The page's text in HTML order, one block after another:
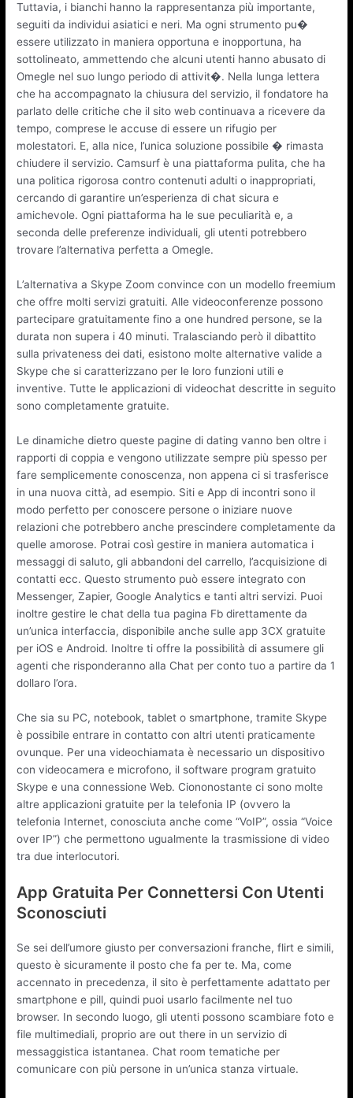
Tuttavia, i bianchi hanno la rappresentanza più importante,
seguiti da individui asiatici e neri. Ma ogni strumento pu�
essere utilizzato in maniera opportuna e inopportuna, ha
sottolineato, ammettendo che alcuni utenti hanno abusato di
Omegle nel suo lungo periodo di attivit�. Nella lunga lettera
che ha accompagnato la chiusura del servizio, il fondatore ha
parlato delle critiche che il sito web continuava a ricevere da
tempo, comprese le accuse di essere un rifugio per
molestatori. E, alla nice, l’unica soluzione possibile � rimasta
chiudere il servizio. Camsurf è una piattaforma pulita, che ha
una politica rigorosa contro contenuti adulti o inappropriati,
cercando di garantire un’esperienza di chat sicura e
amichevole. Ogni piattaforma ha le sue peculiarità e, a
seconda delle preferenze individuali, gli utenti potrebbero
trovare l’alternativa perfetta a Omegle.
L’alternativa a Skype Zoom convince con un modello freemium
che offre molti servizi gratuiti. Alle videoconferenze possono
partecipare gratuitamente fino a one hundred persone, se la
durata non supera i 40 minuti. Tralasciando però il dibattito
sulla privateness dei dati, esistono molte alternative valide a
Skype che si caratterizzano per le loro funzioni utili e
inventive. Tutte le applicazioni di videochat descritte in seguito
sono completamente gratuite.
Le dinamiche dietro queste pagine di dating vanno ben oltre i
rapporti di coppia e vengono utilizzate sempre più spesso per
fare semplicemente conoscenza, non appena ci si trasferisce
in una nuova città, ad esempio. Siti e App di incontri sono il
modo perfetto per conoscere persone o iniziare nuove
relazioni che potrebbero anche prescindere completamente da
quelle amorose. Potrai così gestire in maniera automatica i
messaggi di saluto, gli abbandoni del carrello, l’acquisizione di
contatti ecc. Questo strumento può essere integrato con
Messenger, Zapier, Google Analytics e tanti altri servizi. Puoi
inoltre gestire le chat della tua pagina Fb direttamente da
un’unica interfaccia, disponibile anche sulle app 3CX gratuite
per iOS e Android. Inoltre ti offre la possibilità di assumere gli
agenti che risponderanno alla Chat per conto tuo a partire da 1
dollaro l’ora.
Che sia su PC, notebook, tablet o smartphone, tramite Skype
è possibile entrare in contatto con altri utenti praticamente
ovunque. Per una videochiamata è necessario un dispositivo
con videocamera e microfono, il software program gratuito
Skype e una connessione Web. Ciononostante ci sono molte
altre applicazioni gratuite per la telefonia IP (ovvero la
telefonia Internet, conosciuta anche come “VoIP”, ossia “Voice
over IP”) che permettono ugualmente la trasmissione di video
tra due interlocutori.
App Gratuita Per Connettersi Con Utenti
Sconosciuti
Se sei dell’umore giusto per conversazioni franche, flirt e simili,
questo è sicuramente il posto che fa per te. Ma, come
accennato in precedenza, il sito è perfettamente adattato per
smartphone e pill, quindi puoi usarlo facilmente nel tuo
browser. In secondo luogo, gli utenti possono scambiare foto e
file multimediali, proprio are out there in un servizio di
messaggistica istantanea. Chat room tematiche per
comunicare con più persone in un’unica stanza virtuale.